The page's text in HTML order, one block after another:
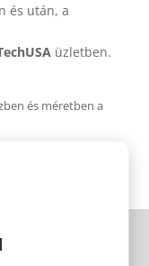
és után, a
üzletben.
és méretben a